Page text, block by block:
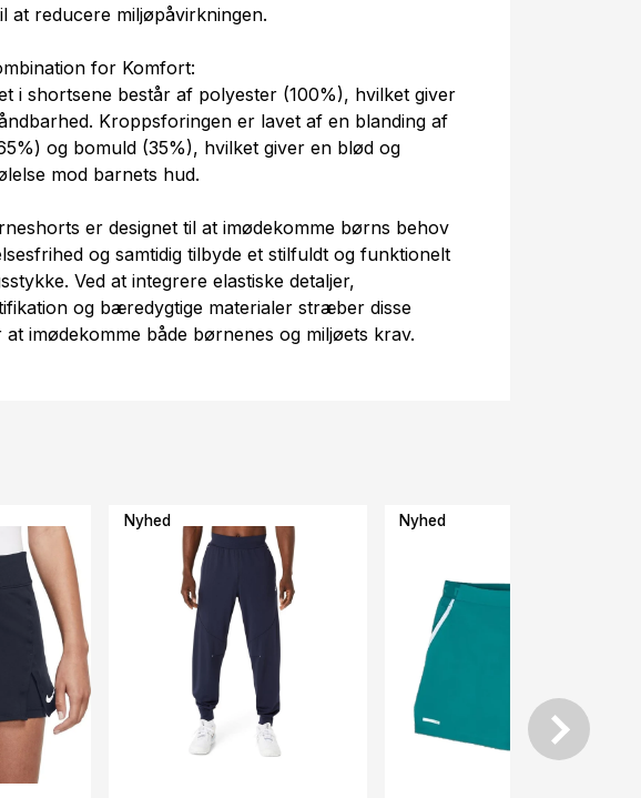
at reducere miljøpåvirkningen.
for Komfort:
i shortsene består af polyester (100%), hvilket giver
Kroppsforingen er lavet af en blanding af
og bomuld (35%), hvilket giver en blød og
mod barnets hud.
er designet til at imødekomme børns behov
og samtidig tilbyde et stilfuldt og funktionelt
Ved at integrere elastiske detaljer,
og bæredygtige materialer stræber disse
imødekomme både børnenes og miljøets krav.
Nyhed Nyhed